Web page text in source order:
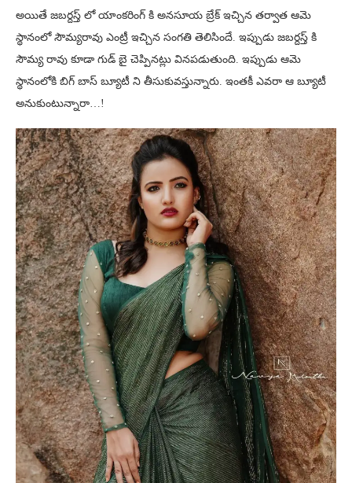
అయితే జబర్దస్త్ లో యాంకరింగ్ కి అనసూయ బ్రేక్ ఇచ్చిన తర్వాత ఆమె
స్థానంలో సౌమ్యరావు ఎంట్రీ ఇచ్చిన సంగతి తెలిసిందే. ఇప్పుడు జబర్దస్త్ కి
సౌమ్య రావు కూడా గుడ్ బై చెప్పినట్లు వినపడుతుంది. ఇప్పుడు ఆమె
స్థానంలోకి బిగ్ బాస్ బ్యూటీ ని తీసుకువస్తున్నారు. ఇంతకీ ఎవరా ఆ బ్యూటీ
అనుకుంటున్నారా…!